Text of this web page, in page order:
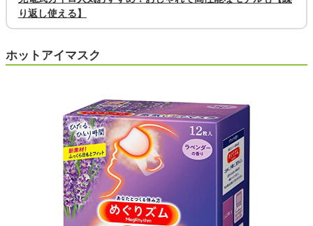
り返し使える】
ホットアイマスク